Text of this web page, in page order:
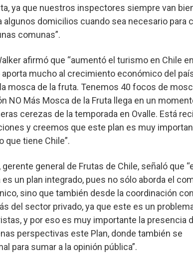
ya que nuestros inspectores siempre van
domicilios cuando sea necesario para
comunas”.
afirmó que “aumentó el turismo en Chile
aporta mucho al crecimiento económico del
mosca de la fruta. Tenemos 40 focos de
NO Más Mosca de la Fruta llega en un
cerezas de la temporada en Ovalle. Está
y creemos que este plan es muy
que tiene Chile”.
general de Frutas de Chile, señaló que
un plan integrado, pues no sólo aborda el
sino que también desde la coordinación
del sector privado, ya que este es un
y por eso es muy importante la presencia
perspectivas este Plan, donde también se
para sumar a la opinión pública”.